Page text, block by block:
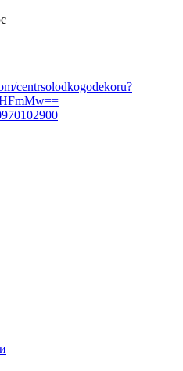
centrsolodkogodekoru?